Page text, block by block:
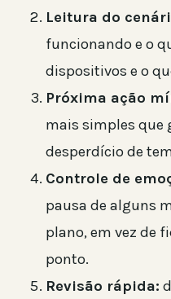
Leitura do
funcionando e o
dispositivos e o
Próxima ação
mais simples que
desperdício de
Controle de
pausa de alguns
plano, em vez de
ponto.
Revisão rápida: